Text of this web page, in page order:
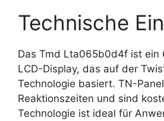
Technische
Das Tmd Lta065b0d4f ist ein
LCD-Display, das auf der
Technologie basiert. TN-
Reaktionszeiten und sind
Technologie ist ideal für